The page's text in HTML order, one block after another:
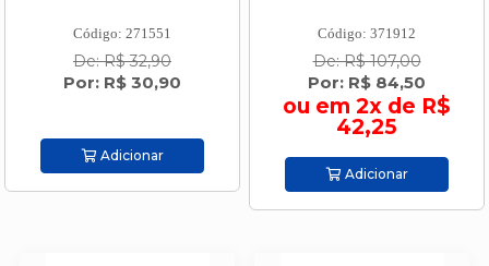
Código: 271551
De: R$ 32,90
Por: R$ 30,90
Adicionar
Código: 371912
De: R$ 107,00
Por: R$ 84,50
ou em 2x de R$
42,25
Adicionar